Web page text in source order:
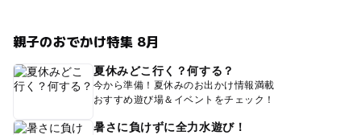
親子のおでかけ特集 8月
夏休みどこ行く？何する？
今から準備！夏休みのお出かけ情報満載
おすすめ遊び場＆イベントをチェック！
暑さに負けずに全力水遊び！